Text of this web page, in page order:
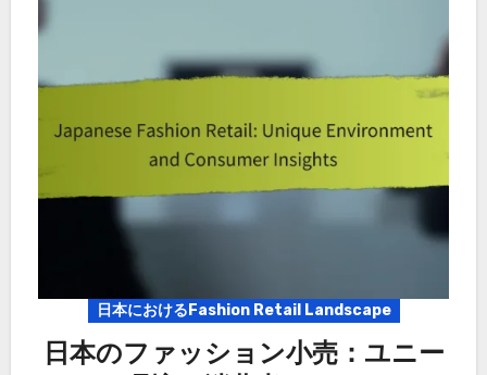
日本におけるFashion Retail Landscape
日本のファッション小売：ユニー